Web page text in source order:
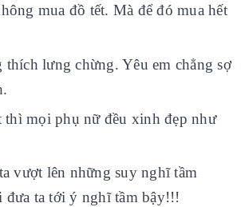
mua đồ tết. Mà để đó mua hết
lưng chừng. Yêu em chẳng sợ
thì mọi phụ nữ đều xinh đẹp như
vượt lên những suy nghĩ tầm
đưa ta tới ý nghĩ tầm bậy!!!